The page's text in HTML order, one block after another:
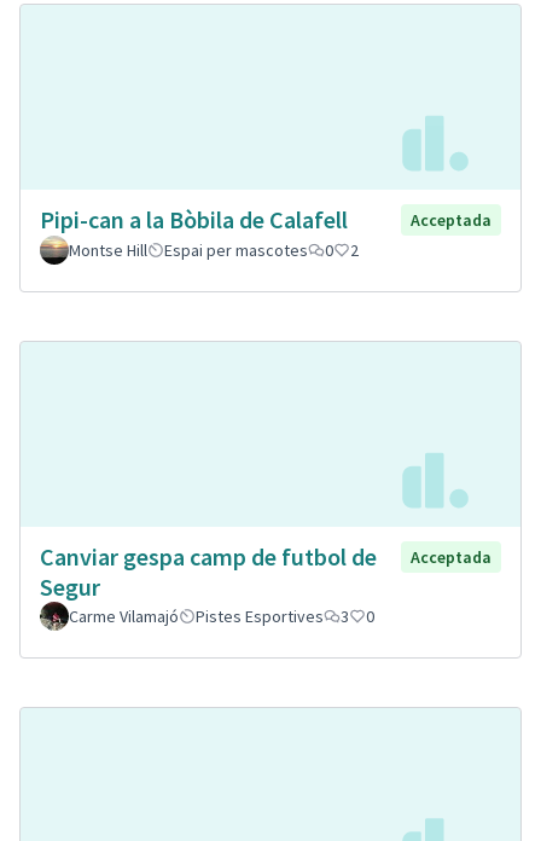
Pipi-can a la Bòbila de Calafell
Acceptada
Montse Hill
Espai per mascotes 0 2
Canviar gespa camp de futbol de
Segur
Acceptada
Carme Vilamajó Pistes Esportives 3 0